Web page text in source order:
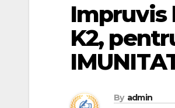
Impruvis
K2,
By admin